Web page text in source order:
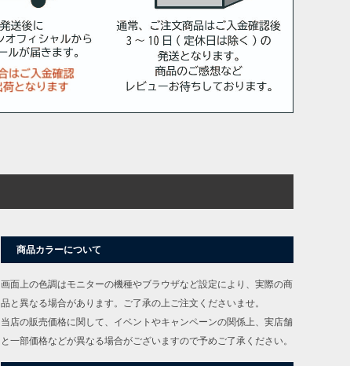
商品カラーについて
画面上の色調はモニターの機種やブラウザなど設定により、実際の商
品と異なる場合があります。ご了承の上ご注文くださいませ。
当店の販売価格に関して、イベントやキャンペーンの関係上、実店舗
と一部価格などが異なる場合がございますので予めご了承ください。